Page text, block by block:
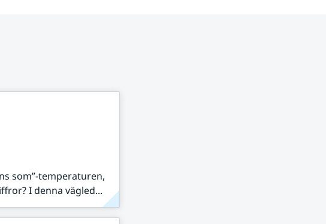
som”-temperaturen,
I denna vägled...